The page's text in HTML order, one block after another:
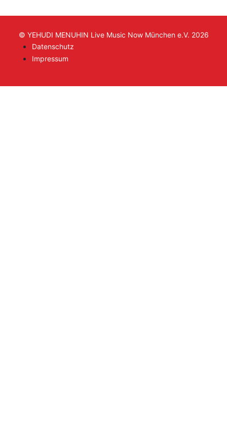
© YEHUDI MENUHIN Live Music Now München e.V. 2026
Datenschutz
Impressum